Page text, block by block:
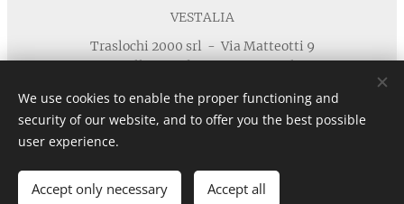
VESTALIA
Traslochi 2000 srl - Via Matteotti 9
40055 Villanova di Castenaso - Bologna
info@vestaliamobili.com
P.I./C.F. 03135881203 - REA: BO-494768 - I.R.I. di Bologna
n. 03135881203 in data 05/07/2011- Cap.Soc. € 30.000,00 I.V.
Privacy
Cookies
We use cookies to enable the proper functioning and
security of our website, and to offer you the best possible
user experience.
Accept only necessary Accept all